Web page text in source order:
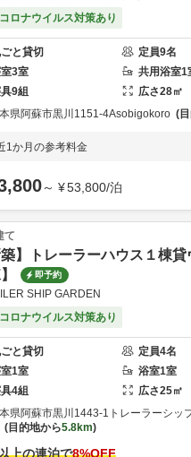
ロナウイルス対策あり
と貸切 定員9名
3室 共用浴室1
9組 広さ28㎡
県阿蘇市黒川1151-4Asobigokoro
1か月の参考料金
～ ¥53,800/泊
て
築】トレーラーハウス１棟貸
即予約
SHIP GARDEN
ロナウイルス対策あり
と貸切 定員4名
1室 浴室1室
4組 広さ25㎡
県阿蘇市黒川1443-1 トレーラーシ
目的地から5.8km
上の連泊で8%OFF